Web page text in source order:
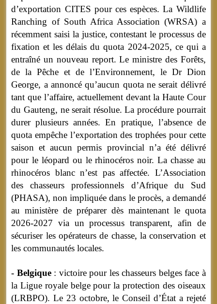
d’exportation CITES pour ces espèces. La Wildlife
Ranching of South Africa Association (WRSA) a
récemment saisi la justice, contestant le processus de
fixation et les délais du quota 2024-2025, ce qui a
entraîné un nouveau report. Le ministre des Forêts,
de la Pêche et de l’Environnement, le Dr Dion
George, a annoncé qu’aucun quota ne serait délivré
tant que l’affaire, actuellement devant la Haute Cour
du Gauteng, ne serait résolue. La procédure pourrait
durer plusieurs années. En pratique, l’absence de
quota empêche l’exportation des trophées pour cette
saison et aucun permis provincial n’a été délivré
pour le léopard ou le rhinocéros noir. La chasse au
rhinocéros blanc n’est pas affectée. L’Association
des chasseurs professionnels d’Afrique du Sud
(PHASA), non impliquée dans le procès, a demandé
au ministère de préparer dès maintenant le quota
2026-2027 via un processus transparent, afin de
sécuriser les opérateurs de chasse, la conservation et
les communautés locales.
- Belgique: victoire pour les chasseurs belges face à
la Ligue royale belge pour la protection des oiseaux
(LRBPO). Le 23 octobre, le Conseil d’État a rejeté